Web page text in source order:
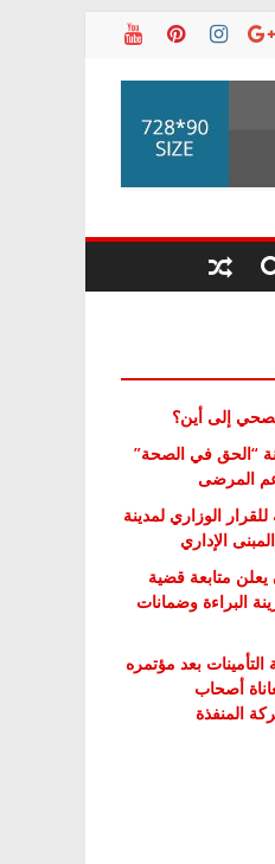
إلى أين؟
“الحق في الصحة”
المرضى
الوزاري لمدينة
الإداري
متابعة قضية
البراءة وضمانات
بعد مؤتمره
أصحاب
المنفذة